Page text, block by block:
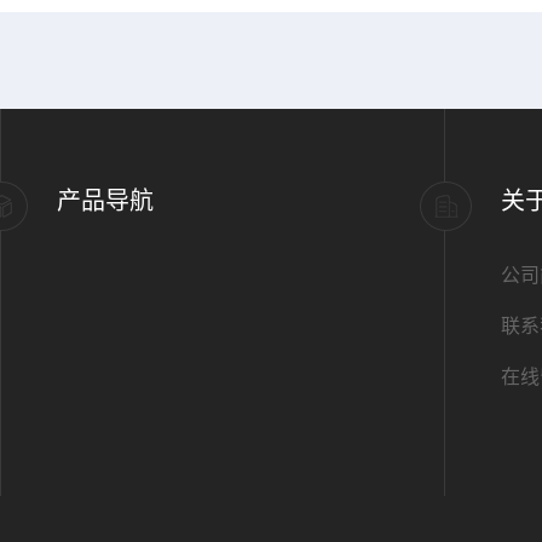
产品导航 关
公
联
在